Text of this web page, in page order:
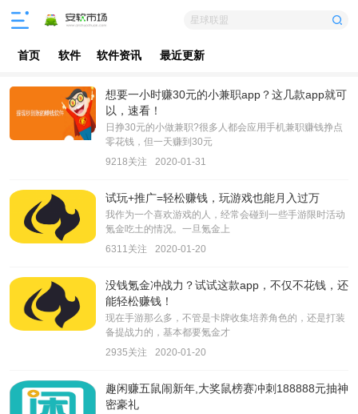
星球联盟
首页 软件 软件资讯 最近更新
想要一小时赚30元的小兼职app？这几款app就可
以，速看！
日挣30元的小做兼职?很多人都会应用手机兼职赚钱挣点
零花钱，但一天赚到30元
9218关注
2020-01-31
试玩+推广=轻松赚钱，玩游戏也能月入过万
我作为一个喜欢游戏的人，经常会碰到一些手游限时活动
氪金吃土的情况。一旦氪金上
6311关注
2020-01-20
没钱氪金冲战力？试试这款app，不仅不花钱，还
能轻松赚钱！
现在手游那么多，不管是卡牌收集培养角色的，还是打装
备提战力的，基本都要氪金才
2935关注
2020-01-20
趣闲赚五鼠闹新年,大奖鼠榜赛冲刺188888元抽神
密豪礼